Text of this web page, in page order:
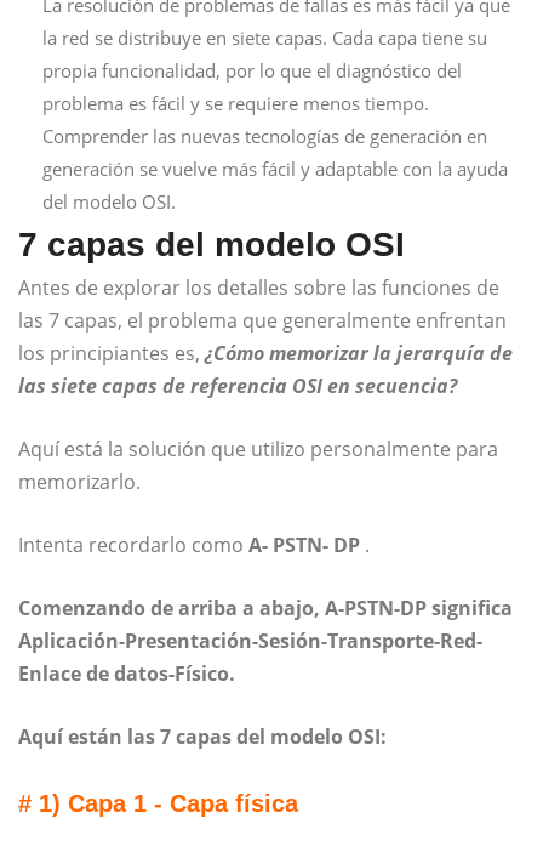
La resolución de problemas de fallas es más fácil ya que
la red se distribuye en siete capas. Cada capa tiene su
propia funcionalidad, por lo que el diagnóstico del
problema es fácil y se requiere menos tiempo.
Comprender las nuevas tecnologías de generación en
generación se vuelve más fácil y adaptable con la ayuda
del modelo OSI.
7 capas del modelo OSI
Antes de explorar los detalles sobre las funciones de
las 7 capas, el problema que generalmente enfrentan
los principiantes es,¿Cómo memorizar la jerarquía de
las siete capas de referencia OSI en secuencia?
Aquí está la solución que utilizo personalmente para
memorizarlo.
Intenta recordarlo como A- PSTN- DP .
Comenzando de arriba a abajo, A-PSTN-DP significa
Aplicación-Presentación-Sesión-Transporte-Red-
Enlace de datos-Físico.
Aquí están las 7 capas del modelo OSI:
# 1) Capa 1 - Capa física